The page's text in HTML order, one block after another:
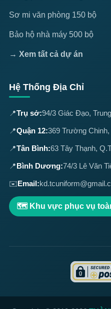
Sơ mi văn phòng 150 bộ
Bảo hộ nhà máy 500 bộ
→ Xem tất cả dự án
Hệ Thống Địa Chỉ
📍Trụ sở:94/3 Giác Đạo,
📍Quận 12:369 Trường
📍Tân Bình:63 Tây Thạnh,
📍 Bình Dương:74/3 Lê Văn
✉️ Email:
🗺️ Khu vực phục vụ